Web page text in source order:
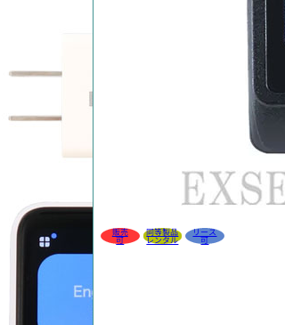
販売
可
同等製品
レンタル
リース
可